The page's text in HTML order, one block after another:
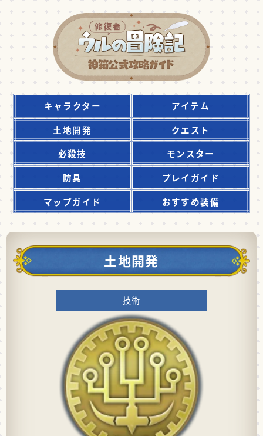
キャラクター
アイテム
土地開発
クエスト
必殺技
モンスター
防具
プレイガイド
マップガイド
おすすめ装備
土地開発
技術